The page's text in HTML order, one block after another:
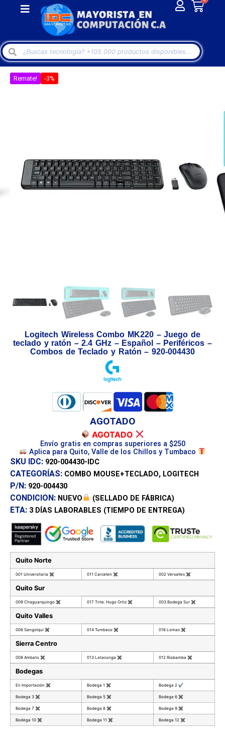
Remate! -3%
Logitech Wireless Combo MK220 – Juego de
teclado y ratón – 2.4 GHz – Español – Periféricos –
Combos de Teclado y Ratón – 920-004430
AGOTADO
AGOTADO
Envío gratis en compras superiores a $250
Aplica para Quito, Valle de los Chillos y Tumbaco
SKU IDC: 920-004430-IDC
CATEGORÍAS: COMBO MOUSE+TECLADO, LOGITECH
P/N: 920-004430
CONDICION: NUEVO (SELLADO DE FÁBRICA)
ETA: 3 DÍAS LABORABLES (TIEMPO DE ENTREGA)
Quito Norte
001 Universitaria ✖ 011 Carcelen ✖ 002 Versalles ✖
Quito Sur
009 Chaguarquingo ✖ 017 Tnte. Hugo Ortiz ✖ 003 Bodega Sur ✖
Quito Valles
006 Sangolqui ✖ 014 Tumbaco ✖ 016 Lomas ✖
Sierra Centro
008 Ambato ✖ 013 Latacunga ✖ 012 Riobamba ✖
Bodegas
En Importación ✖ Bodega 1 ✖ Bodega 2 ✔
Bodega 3 ✖ Bodega 5 ✖ Bodega 6 ✖
Bodega 7 ✖ Bodega 8 ✖ Bodega 9 ✖
Bodega 10 ✖ Bodega 11 ✖ Bodega 12 ✖